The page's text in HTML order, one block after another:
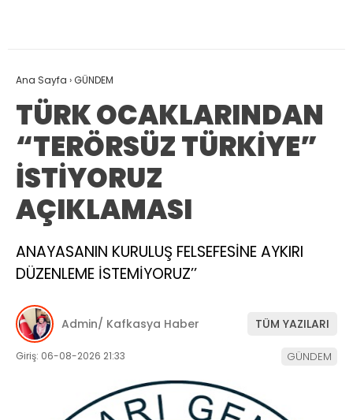
Ana Sayfa ›GÜNDEM
TÜRK OCAKLARINDAN
“TERÖRSÜZ TÜRKİYE”
İSTİYORUZ
AÇIKLAMASI
ANAYASANIN KURULUŞ FELSEFESİNE AYKIRI
DÜZENLEME İSTEMİYORUZ’’
Admin/ Kafkasya Haber TÜM YAZILARI
Giriş: 06-08-2026 21:33 GÜNDEM